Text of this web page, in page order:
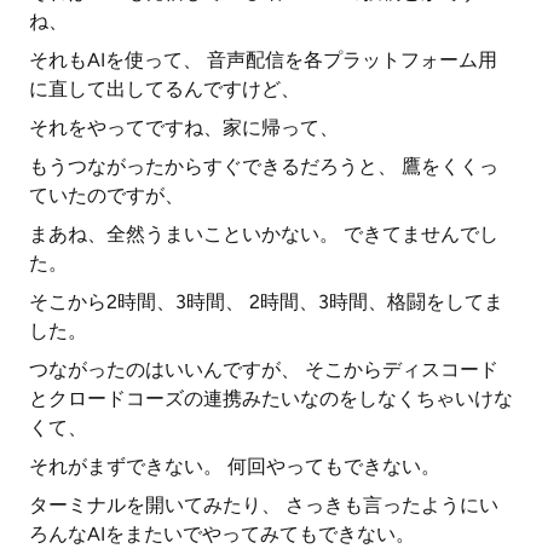
ね、
それもAIを使って、 音声配信を各プラットフォーム用
に直して出してるんですけど、
それをやってですね、家に帰って、
もうつながったからすぐできるだろうと、 鷹をくくっ
ていたのですが、
まあね、全然うまいこといかない。 できてませんでし
た。
そこから2時間、3時間、 2時間、3時間、格闘をしてま
した。
つながったのはいいんですが、 そこからディスコード
とクロードコーズの連携みたいなのをしなくちゃいけな
くて、
それがまずできない。 何回やってもできない。
ターミナルを開いてみたり、 さっきも言ったようにい
ろんなAIをまたいでやってみてもできない。